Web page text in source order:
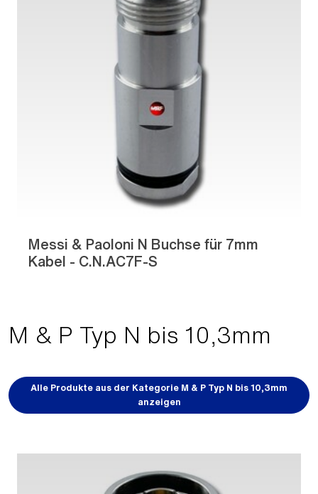
Messi & Paoloni N Buchse für 7mm
Kabel - C.N.AC7F-S
M & P Typ N bis 10,3mm
Alle Produkte aus der Kategorie M & P Typ N bis 10,3mm
anzeigen